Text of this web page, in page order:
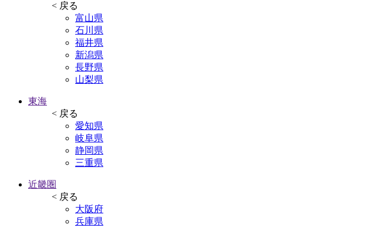
< 戻る
富山県
石川県
福井県
新潟県
長野県
山梨県
東海
< 戻る
愛知県
岐阜県
静岡県
三重県
近畿圏
< 戻る
大阪府
兵庫県